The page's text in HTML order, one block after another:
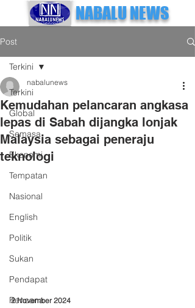
NABALU NEWS
Post
Terkini
Global
Semasa
Ekonomi
Tempatan
Nasional
English
Politik
Sukan
Pendapat
Rencana
Terkini
Kemudahan pelancaran angkasa
lepas di Sabah dijangka lonjak
Malaysia sebagai peneraju
teknologi
nabalunews
2 November 2024